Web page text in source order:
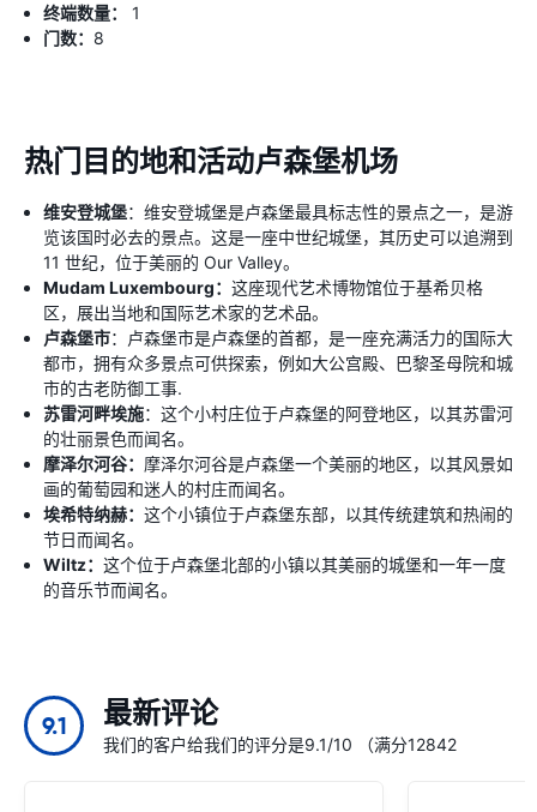
终端数量：
1
门数： 8
热门目的地和活动卢森堡机场
维安登城堡：维安登城堡是卢森堡最具标志性的景点之一，是游
览该国时必去的景点。这是一座中世纪城堡，其历史可以追溯到
11 世纪，位于美丽的 Our Valley。
Mudam Luxembourg： 这座现代艺术博物馆位于基希贝格
区，展出当地和国际艺术家的艺术品。
卢森堡市：卢森堡市是卢森堡的首都，是一座充满活力的国际大
都市，拥有众多景点可供探索，例如大公宫殿、巴黎圣母院和城
市的古老防御工事.
苏雷河畔埃施：这个小村庄位于卢森堡的阿登地区，以其苏雷河
的壮丽景色而闻名。
摩泽尔河谷： 摩泽尔河谷是卢森堡一个美丽的地区，以其风景如
画的葡萄园和迷人的村庄而闻名。
埃希特纳赫： 这个小镇位于卢森堡东部，以其传统建筑和热闹的
节日而闻名。
Wiltz： 这个位于卢森堡北部的小镇以其美丽的城堡和一年一度
的音乐节而闻名。
9.1 最新评论
我们的客户给我们的评分是9.1/10 （满分12842